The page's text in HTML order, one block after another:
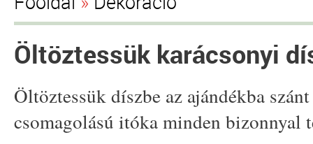
Öltöztessük karácsonyi
Öltöztessük díszbe az ajándékba
csomagolású itóka minden bizonnyal